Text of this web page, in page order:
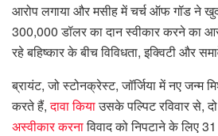
आरोप लगाया और मसीह में चर्च ऑफ गॉड ने
300,000 डॉलर का दान स्वीकार करने का
रहे बहिष्कार के बीच विविधता, इक्विटी और
ब्रायंट, जो स्टोनक्रेस्ट, जॉर्जिया में नए जन्म
करते हैं,दावा कियाउसके पल्पिट रविवार से,
अस्वीकार करनाविवाद को निपटाने के लिए